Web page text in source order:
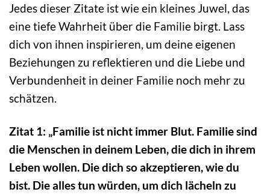
Jedes dieser Zitate ist wie ein kleines Juwel, das
eine tiefe Wahrheit über die Familie birgt. Lass
dich von ihnen inspirieren, um deine eigenen
Beziehungen zu reflektieren und die Liebe und
Verbundenheit in deiner Familie noch mehr zu
schätzen.
Zitat 1: „Familie ist nicht immer Blut. Familie sind
die Menschen in deinem Leben, die dich in ihrem
Leben wollen. Die dich so akzeptieren, wie du
bist. Die alles tun würden, um dich lächeln zu